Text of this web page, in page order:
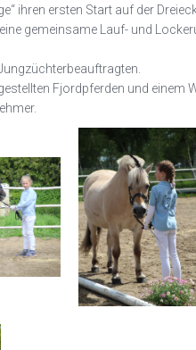
ihren ersten Start auf der
gemeinsame Lauf- und
Fjordpferden und einem